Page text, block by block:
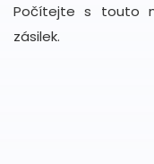
Počítejte s touto
zásilek.